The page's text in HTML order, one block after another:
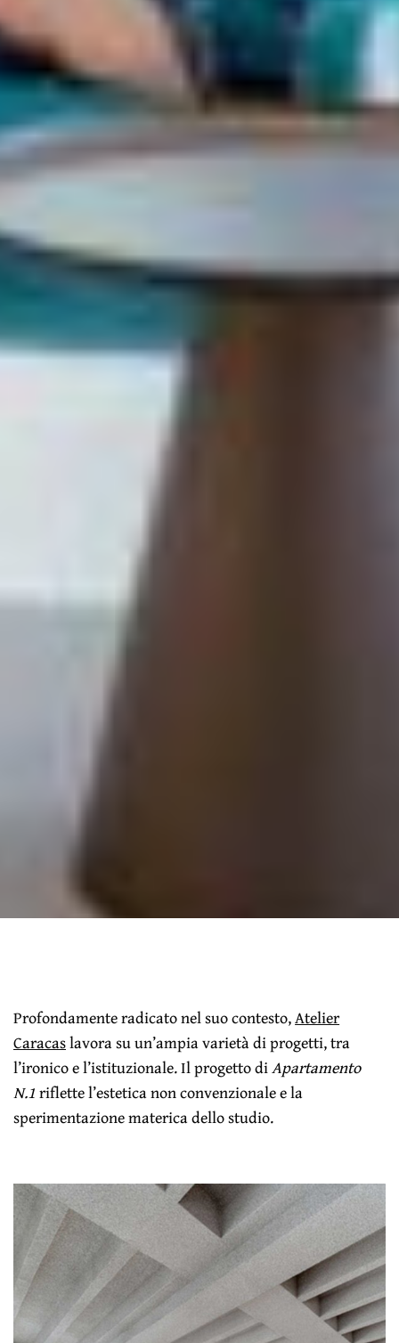
Profondamente radicato nel suo contesto,Atelier
Caracaslavora su un’ampia varietà di progetti, tra
l’ironico e l’istituzionale. Il progetto diApartamento
N.1riflette l’estetica non convenzionale e la
sperimentazione materica dello studio.